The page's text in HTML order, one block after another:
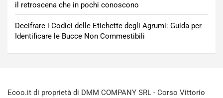
il retroscena che in pochi conoscono
Decifrare i Codici delle Etichette degli Agrumi: Guida per
Identificare le Bucce Non Commestibili
Ecoo.it di proprietà di DMM COMPANY SRL - Corso Vittorio